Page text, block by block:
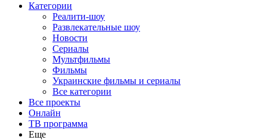
Категории
Реалити-шоу
Развлекательные шоу
Новости
Сериалы
Мультфильмы
Фильмы
Украинские фильмы и сериалы
Все категории
Все проекты
Онлайн
ТВ программа
Еще